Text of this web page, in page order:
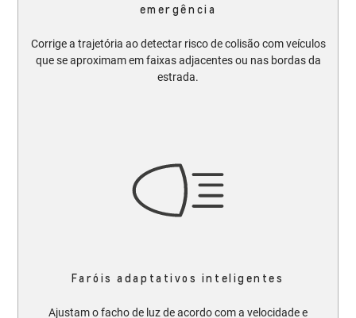
emergência
Corrige a trajetória ao detectar risco de colisão com veículos
que se aproximam em faixas adjacentes ou nas bordas da
estrada.
Faróis adaptativos inteligentes
Ajustam o facho de luz de acordo com a velocidade e